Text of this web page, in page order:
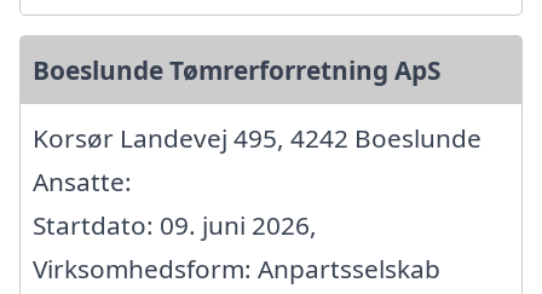
Boeslunde Tømrerforretning ApS
Korsør Landevej 495, 4242 Boeslunde
Ansatte:
Startdato: 09. juni 2026,
Virksomhedsform: Anpartsselskab